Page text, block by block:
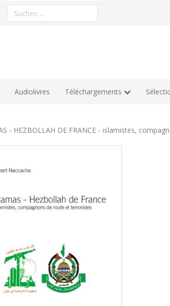
Ein
Produkt
Audiolivres Téléchargements
- HEZBOLLAH DE FRANCE - islamistes,